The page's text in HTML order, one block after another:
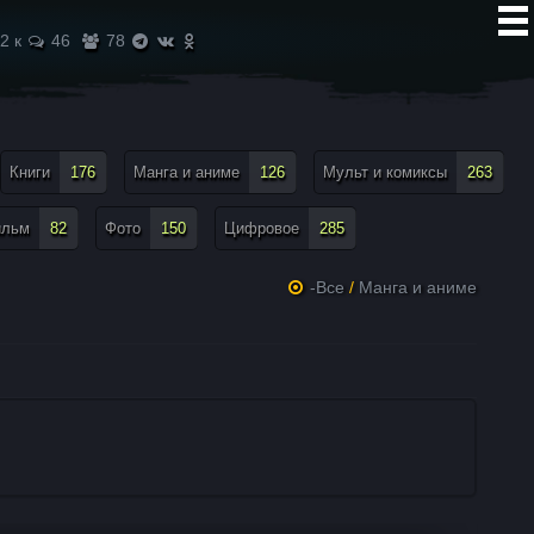
к 46 78
Книги 176 Манга и аниме 126 Мульт и комиксы 263
82 Фото 150 Цифровое 285
-Все / Манга и аниме